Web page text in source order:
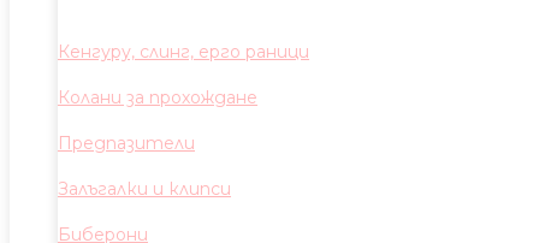
Кенгуру, слинг, ерго раници
Колани за прохождане
Предпазители
Залъгалки и клипси
Биберони